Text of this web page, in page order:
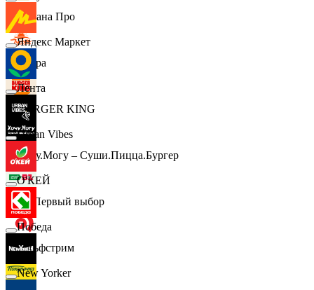
Лемана Про
7 утра
BURGER KING
Хочу.Могу – Суши.Пицца.Бургер
B1 Первый выбор
Гольфстрим
Яндекс Маркет
Лента
Urban Vibes
О'КЕЙ
Победа
New Yorker